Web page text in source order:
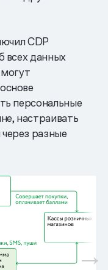
CDP
всех данных
персональные
настраивать
разные